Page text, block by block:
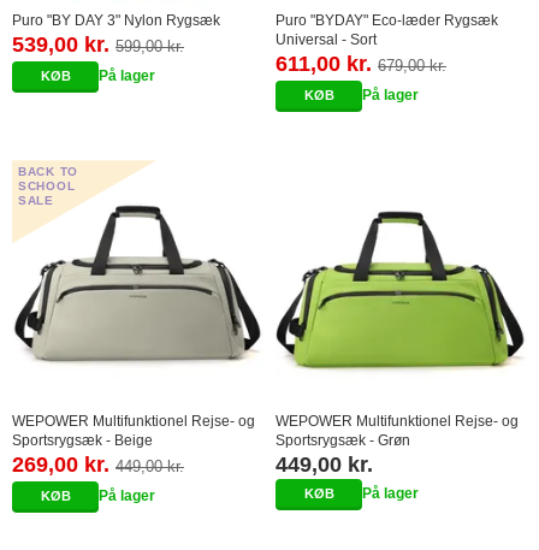
Puro "BY DAY 3" Nylon Rygsæk
539,00 kr. 599,00 kr.
På lager
Puro "BYDAY" Eco-læder Rygsæk
Universal - Sort
611,00 kr. 679,00 kr.
På lager
BACK TO
SCHOOL
SALE
WEPOWER Multifunktionel Rejse- og
Sportsrygsæk - Beige
269,00 kr. 449,00 kr.
På lager
WEPOWER Multifunktionel Rejse- og
Sportsrygsæk - Grøn
449,00 kr.
På lager